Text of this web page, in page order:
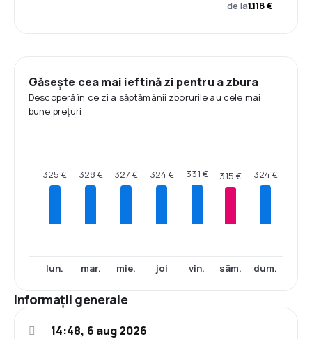
de la1.118 €
Găsește cea mai ieftină zi pentru a zbura
Descoperă în ce zi a săptămânii zborurile au cele mai
bune prețuri
325 €
lun.
328 €
mar.
327 €
mie.
324 €
joi
331 €
vin.
315 €
sâm.
324 €
dum.
Informații generale
14:48, 6 aug 2026